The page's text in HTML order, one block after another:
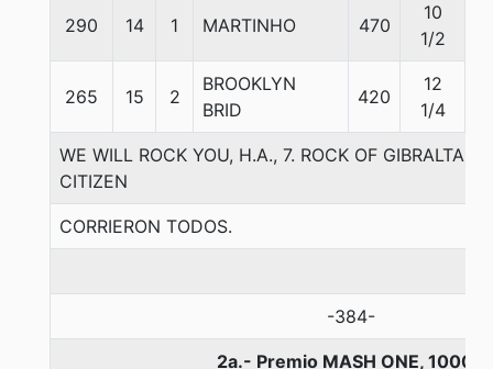
290 14 1 MARTINHO 470
10
1/2
265 15 2
BROOKLYN
BRID
420
12
1/4
WE WILL ROCK YOU, H.A., 7. ROCK OF GIBRALTAR-
CITIZEN
CORRIERON TODOS.
-384-
2a.- Premio MASH ONE, 1000